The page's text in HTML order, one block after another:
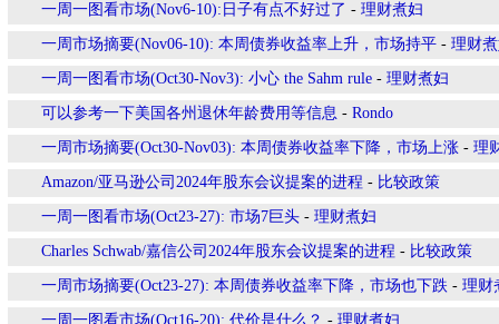
一周一图看市场(Nov6-10):日子有点不好过了 - 理财煮妇
一周市场摘要(Nov06-10): 本周债券收益率上升，市场持平 - 理财
一周一图看市场(Oct30-Nov3): 小心 the Sahm rule - 理财煮妇
可以参考一下美国各州退休年龄费用等信息 - Rondo
一周市场摘要(Oct30-Nov03): 本周债券收益率下降，市场上涨 - 理
Amazon/亚马逊公司2024年股东会议提案的进程 - 比较政策
一周一图看市场(Oct23-27): 市场7巨头 - 理财煮妇
Charles Schwab/嘉信公司2024年股东会议提案的进程 - 比较政策
一周市场摘要(Oct23-27): 本周债券收益率下降，市场也下跌 - 理财
一周一图看市场(Oct16-20): 代价是什么？ - 理财煮妇